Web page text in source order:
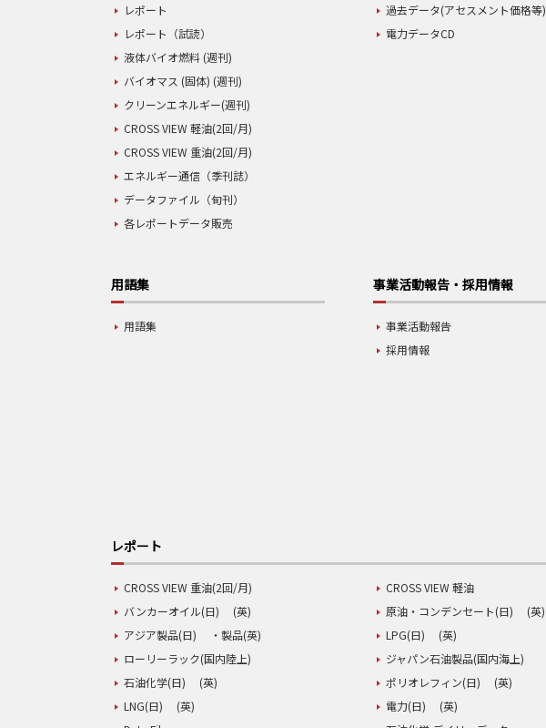
レポート
レポート（試読）
液体バイオ燃料 (週刊)
バイオマス (固体) (週刊)
クリーンエネルギー(週刊)
CROSS VIEW 軽油(2回/月)
CROSS VIEW 重油(2回/月)
エネルギー通信（季刊誌）
データファイル（旬刊）
各レポートデータ販売
過去データ(アセスメント価格等)
電力データCD
用語集
用語集
事業活動報告・採用情報
事業活動報告
採用情報
レポート
CROSS VIEW 重油(2回/月)
CROSS VIEW 軽油
バンカーオイル(日)
(英) 原油・コンデンセート(日)
(英)
アジア製品(日)
・製品(英) LPG(日)
(英)
ローリーラック(国内陸上)
ジャパン石油製品(国内海上)
石油化学(日)
(英) ポリオレフィン(日)
(英)
LNG(日)
(英) 電力(日)
(英)